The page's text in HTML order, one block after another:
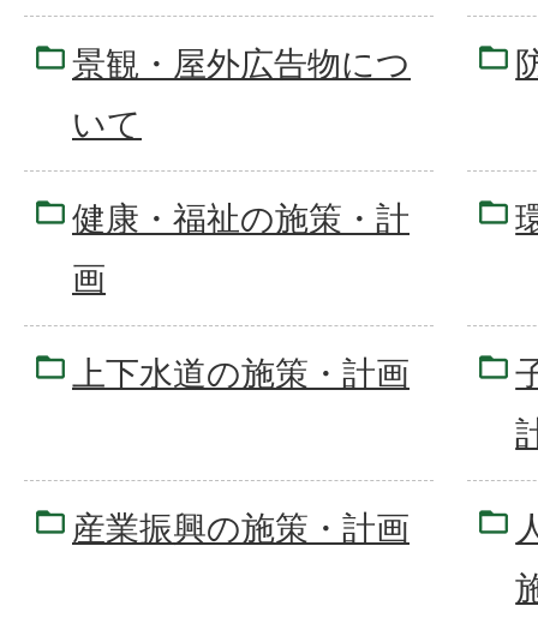
景観・屋外広告物につ
いて
健康・福祉の施策・計
画
上下水道の施策・計画
産業振興の施策・計画